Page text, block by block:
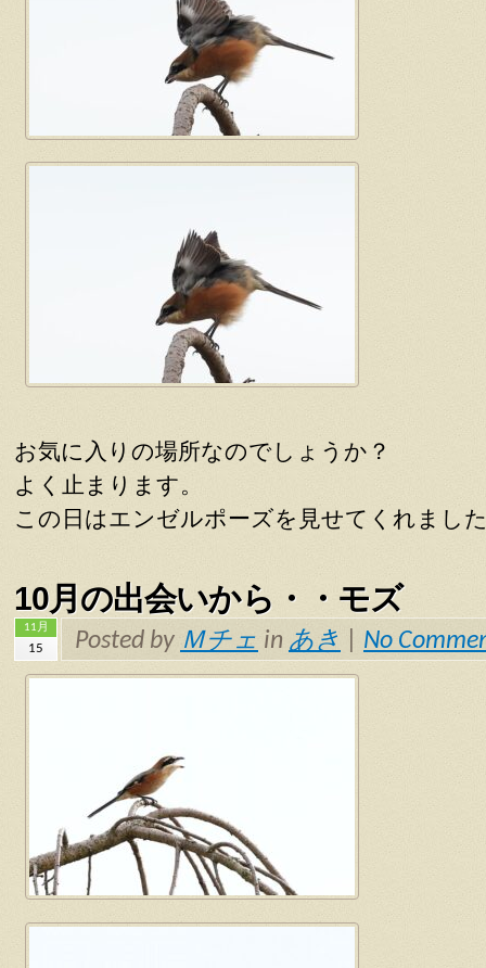
お気に入りの場所なのでしょうか？
よく止まります。
この日はエンゼルポーズを見せてくれまし
10月の出会いから・・モズ
11月
15 Posted by Ｍチェ in あき No